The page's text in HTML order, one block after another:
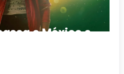
o México e